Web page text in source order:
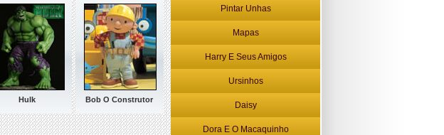
Hulk Bob O Construtor
Pintar Unhas
Mapas
Harry E Seus Amigos
Ursinhos
Daisy
Dora E O Macaquinho